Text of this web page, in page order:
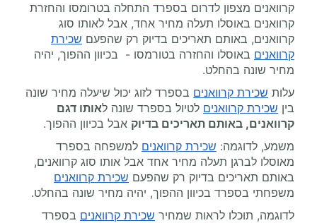
קרוואנים מצפון לדרום בספרד התחלה בטרומסו והחזרת
קרוואנים באוסלו תעלה מחיר אחד, אבל לאותו סוג
קרוואנים, באותם תאריכים בדיוק רק שהפעם שכירת
קרוואנים באוסלו והחזרה בטורמסו - בכיוון ההפוך, יהיה
מחיר שונה בהחלט.
עלות שכירת קרוואנים בספרד לזוג יכול שיעלה מחיר שונה
בין שכירת קרוואנים לטיול בספרד שונה לאותו דגם
קרוואנים, באותם תאריכים בדיוק אבל בכיוון ההפוך.
משמע, לדוגמה: שכירת קרוואנים למשפחה בספרד
מאוסלו לברגן תעלה מחיר אחד אבל אותו סוג קרוואנים,
באותם תאריכים בדיוק רק שהפעם שכירת קרוואנים
משפחתי בספרד בכיוון ההפוך, יהיה מחיר שונה בהחלט.
לדוגמה, תוכלו לראות שמחיר שכירת קרוואנים בספרד